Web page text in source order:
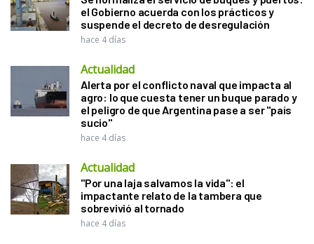
el Gobierno acuerda con los prácticos y
suspende el decreto de desregulación
hace 4 días
Actualidad
Alerta por el conflicto naval que impacta al
agro: lo que cuesta tener un buque parado y
el peligro de que Argentina pase a ser "país
sucio"
hace 4 días
Actualidad
"Por una laja salvamos la vida": el
impactante relato de la tambera que
sobrevivió al tornado
hace 4 días